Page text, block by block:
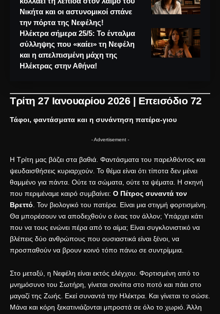
Νικήτα και οι αστυνομικοί σπάνε
την πόρτα της Νεφέλης!
Ηλέκτρα σήμερα 25/5: Το ένταλμα
σύλληψης που «καίει» τη Νεφέλη
και η απελπισμένη μάχη της
Ηλέκτρας στην Αθήνα!
Τρίτη 27 Ιανουαρίου 2026 | Επεισόδιο 72
Τάφοι, φαντάσματα και η συνάντηση πατέρα-γιου
- Advertisement -
Η Τρίτη μας βάζει στα βαθιά. Φαντάσματα του παρελθόντος και
ψευδαισθήσεις κυριαρχούν. Το θέμα είναι ότι τίποτα δεν μένει
θαμμένο για πάντα. Ούτε τα σώματα, ούτε τα ψέματα. Η σκηνή
που περιμέναμε καιρό συμβαίνει: Ο Πέτρος συναντά τον
Βρεττό . Τον βιολογικό του πατέρα. Είναι μια στιγμή φορτισμένη.
Θα μπορέσουν να αποδεχθούν ο ένας τον άλλον; Υπάρχει κάτι
που να τους ενώνει πέρα από το αίμα; Είναι συγκλονιστικό να
βλέπεις δύο ανθρώπους που ουσιαστικά είναι ξένοι, να
προσπαθούν να βρουν κοινό τόπο πάνω σε συντρίμμια.
Στο μεταξύ, η Νεφέλη είναι εκτός ελέγχου. Φορτισμένη από το
μνημόσυνο του Σωτήρη, γίνεται σκνίπα στο ποτό και πάει στο
μαγαζί της Ζωής. Εκεί συναντά την Ηλέκτρα. Και γίνεται το σώσε.
Μάνα και κόρη ξεκατινιάζονται μπροστά σε όλο το χωριό. Άλλη